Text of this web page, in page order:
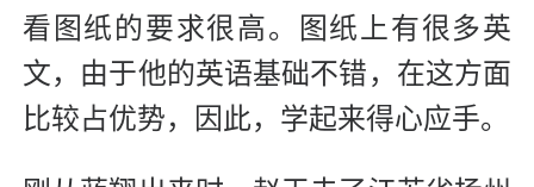
看图纸的要求很高。图纸上有很多英
文，由于他的英语基础不错，在这方面
比较占优势，因此，学起来得心应手。